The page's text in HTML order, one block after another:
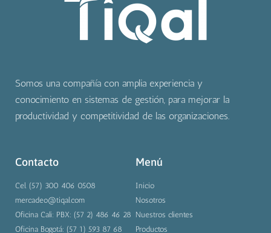
Somos una compañía con amplia experiencia y
conocimiento en sistemas de gestión, para mejorar la
productividad y competitividad de las organizaciones.
Contacto
Cel. (57) 300 406 0508
mercadeo@tiqal.com
Oficina Cali: PBX: (57 2) 486 46 28
Oficina Bogotá: (57 1) 593 87 68
Menú
Inicio
Nosotros
Nuestros clientes
Productos